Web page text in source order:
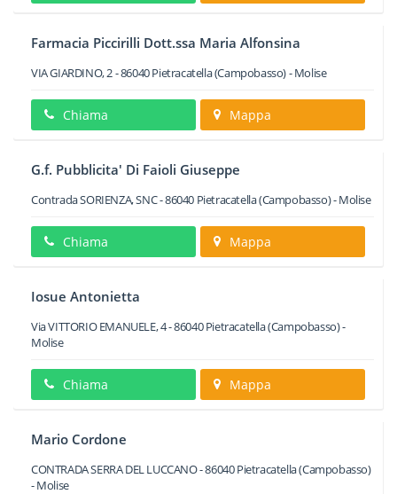
Farmacia Piccirilli Dott.ssa Maria Alfonsina
VIA GIARDINO, 2-86040Pietracatella(Campobasso) -Molise
Chiama Mappa
G.f. Pubblicita' Di Faioli Giuseppe
Contrada SORIENZA, SNC-86040 Pietracatella(Campobasso) -Molise
Chiama Mappa
Iosue Antonietta
Via VITTORIO EMANUELE, 4-86040 Pietracatella(Campobasso) -
Molise
Chiama Mappa
Mario Cordone
CONTRADA SERRA DEL LUCCANO-86040Pietracatella(Campobasso)
-Molise